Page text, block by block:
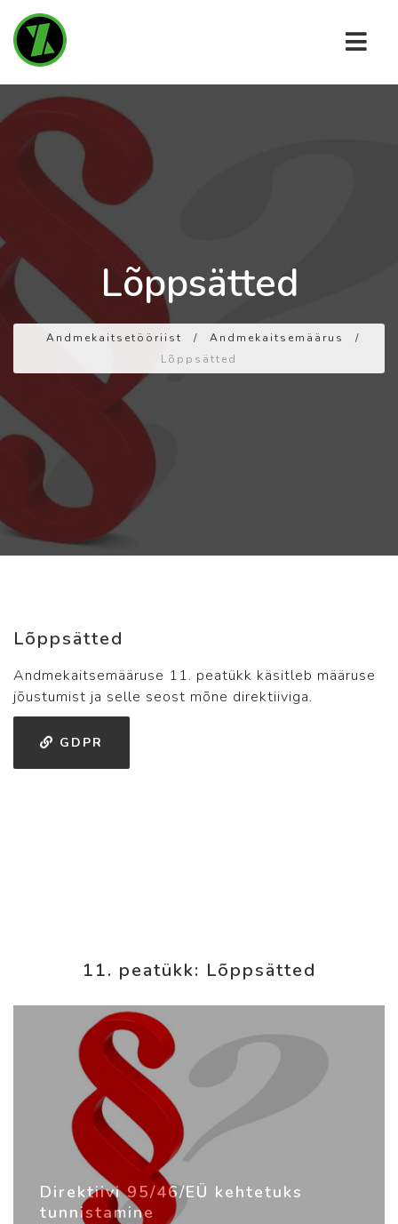
Lõppsätted
Andmekaitsetööriist / Andmekaitsemäärus
/
Lõppsätted
Lõppsätted
Andmekaitsemääruse 11. peatükk käsitleb määruse
jõustumist ja selle seost mõne direktiiviga.
GDPR
11. peatükk: Lõppsätted
Direktiivi 95/46/EÜ kehtetuks
tunnistamine